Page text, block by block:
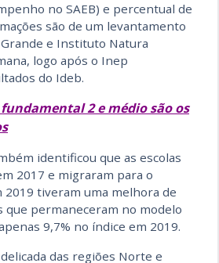
no SAEB) e percentual de
são de um levantamento
e Instituto Natura
logo após o Inep
do Ideb.
2 e médio são os
identificou que as escolas
2017 e migraram para o
tiveram uma melhora de
que permaneceram no modelo
9,7% no índice em 2019.
das regiões Norte e